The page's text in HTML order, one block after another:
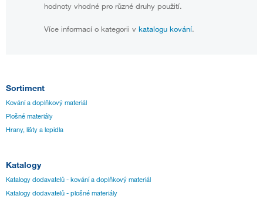
hodnoty vhodné pro různé druhy použití.
Více informací o kategorii v katalogu kování.
Sortiment
Kování a doplňkový materiál
Plošné materiály
Hrany, lišty a lepidla
Katalogy
Katalogy dodavatelů - kování a doplňkový materiál
Katalogy dodavatelů - plošné materiály